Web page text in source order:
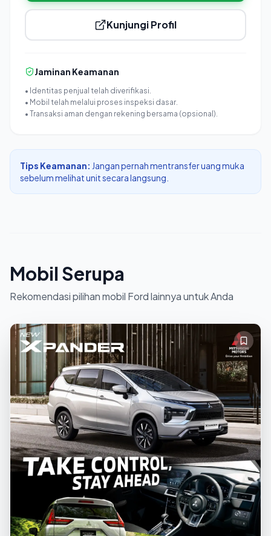
Kunjungi Profil
Jaminan Keamanan
• Identitas penjual telah diverifikasi.
• Mobil telah melalui proses inspeksi dasar.
• Transaksi aman dengan rekening bersama (opsional).
Tips Keamanan: Jangan pernah mentransfer uang muka
sebelum melihat unit secara langsung.
Mobil Serupa
Rekomendasi pilihan mobil Ford lainnya untuk Anda